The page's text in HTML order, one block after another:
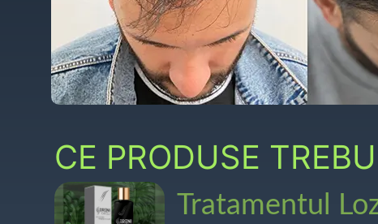
CE PRODUSE
Tratamentul